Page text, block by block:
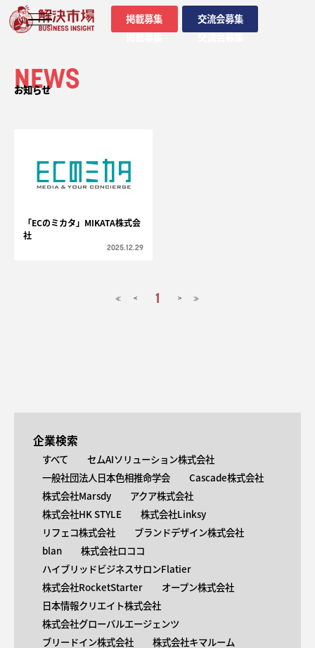
掲載募集
掲載募集
交流会募集
交流会募集
NEWS
お知らせ
「ECのミカタ」MIKATA株式会
社
2025.12.29
≪ < 1 > ≫
企業検索
すべて
セムAIソリューション株式会社
一般社団法人日本色相推命学会
Cascade株式会社
株式会社Marsdy
アクア株式会社
株式会社HK STYLE
株式会社Linksy
リフェコ株式会社
ブランドデザイン株式会社
blan
株式会社ロココ
ハイブリッドビジネスサロンFlatier
株式会社RocketStarter
オープン株式会社
日本情報クリエイト株式会社
株式会社グローバルエージェンツ
ブリードイン株式会社
株式会社キマルーム